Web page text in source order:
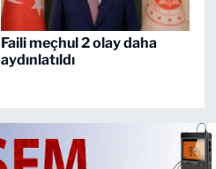
Faili meçhul 2 olay daha
aydınlatıldı